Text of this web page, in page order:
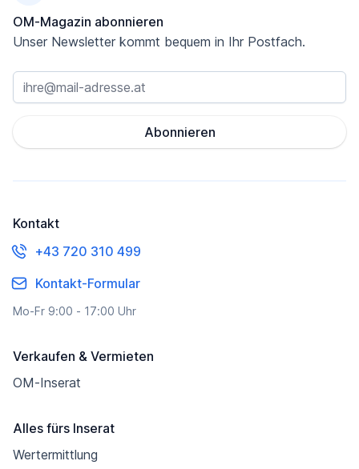
OM-Magazin abonnieren
Unser Newsletter kommt bequem in Ihr Postfach.
Abonnieren
Kontakt
+43 720 310 499
Kontakt-Formular
Mo-Fr 9:00 - 17:00 Uhr
Verkaufen & Vermieten
OM-Inserat
Alles fürs Inserat
Wertermittlung